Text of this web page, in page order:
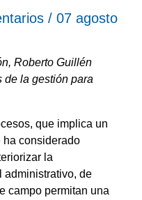
/ 07 agosto
Roberto Guillén
de la gestión para
que implica un
ha considerado
la
administrativo, de
campo permitan una